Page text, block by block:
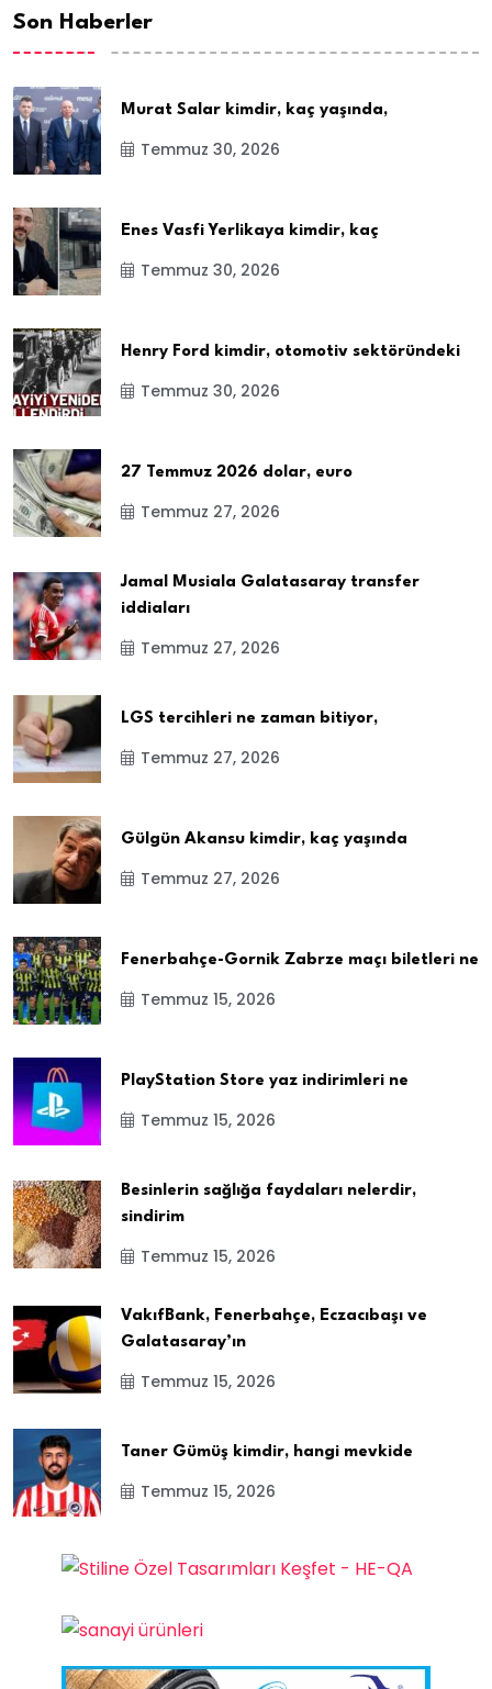
Son Haberler
Murat Salar kimdir, kaç yaşında,
Temmuz 30, 2026
Enes Vasfi Yerlikaya kimdir, kaç
Temmuz 30, 2026
Henry Ford kimdir, otomotiv sektöründeki
Temmuz 30, 2026
27 Temmuz 2026 dolar, euro
Temmuz 27, 2026
Jamal Musiala Galatasaray transfer
iddiaları
Temmuz 27, 2026
LGS tercihleri ne zaman bitiyor,
Temmuz 27, 2026
Gülgün Akansu kimdir, kaç yaşında
Temmuz 27, 2026
Fenerbahçe-Gornik Zabrze maçı biletleri ne
Temmuz 15, 2026
PlayStation Store yaz indirimleri ne
Temmuz 15, 2026
Besinlerin sağlığa faydaları nelerdir,
sindirim
Temmuz 15, 2026
VakıfBank, Fenerbahçe, Eczacıbaşı ve
Galatasaray’ın
Temmuz 15, 2026
Taner Gümüş kimdir, hangi mevkide
Temmuz 15, 2026